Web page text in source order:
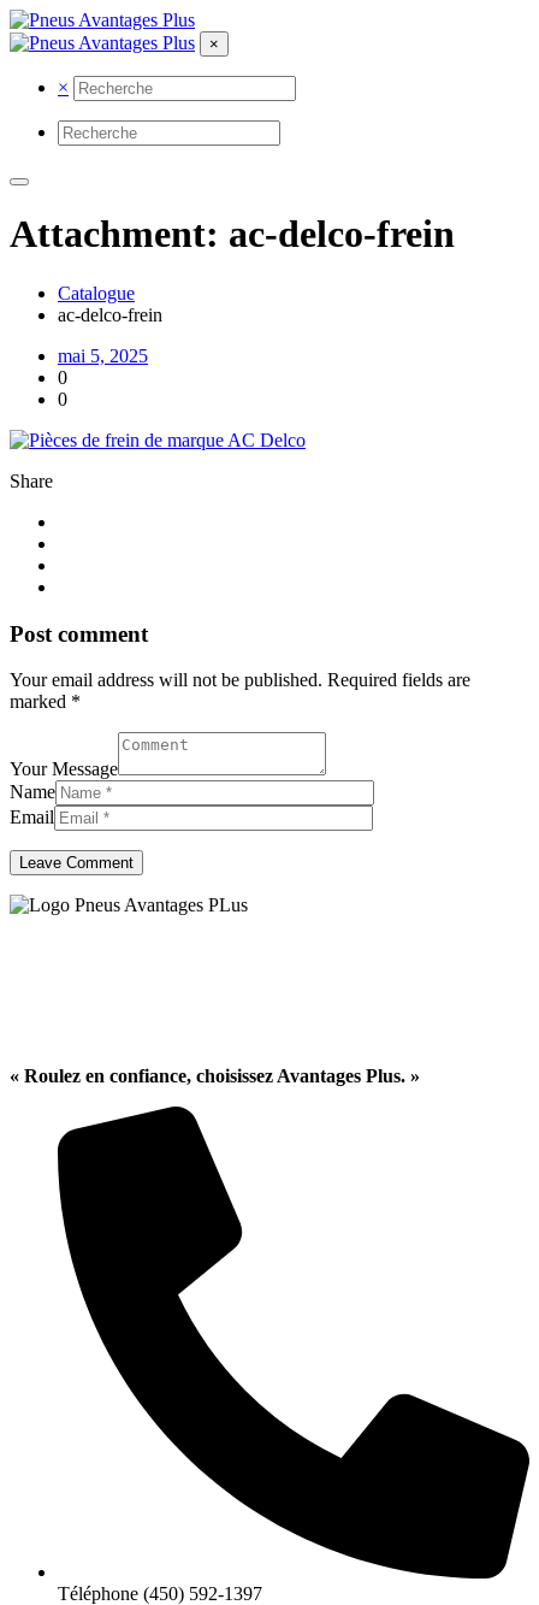
×
×
Attachment: ac-delco-frein
Catalogue
ac-delco-frein
mai 5, 2025
0
0
Share
Post comment
Your email address will not be published. Required fields are
marked *
Your Message
Name
Email
« Roulez en confiance, choisissez Avantages Plus. »
Téléphone (450) 592-1397